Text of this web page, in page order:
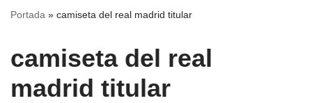
Portada » camiseta del real madrid titular
camiseta del real
madrid titular